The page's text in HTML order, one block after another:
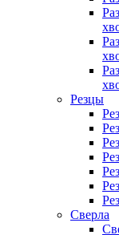
Резцы
Сверла